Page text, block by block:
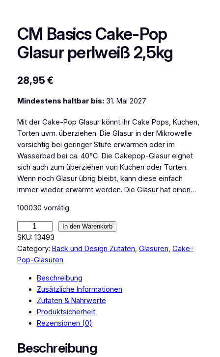
CM Basics Cake-Pop
Glasur perlweiß 2,5kg
28,95 €
Mindestens haltbar bis:31. Mai 2027
Mit der Cake-Pop Glasur könnt ihr Cake Pops, Kuchen,
Torten uvm. überziehen. Die Glasur in der Mikrowelle
vorsichtig bei geringer Stufe erwärmen oder im
Wasserbad bei ca. 40°C. Die Cakepop-Glasur eignet
sich auch zum überziehen von Kuchen oder Torten.
Wenn noch Glasur übrig bleibt, kann diese einfach
immer wieder erwärmt werden. Die Glasur hat einen…
100030 vorrätig
M
B
a
e
In den Warenkorb
SKU: 13493
Category: Back und Design Zutaten, Glasuren, Cake-
Pop-Glasuren
Beschreibung
Zusätzliche Informationen
Zutaten & Nährwerte
Produktsicherheit
Rezensionen (0)
Beschreibung